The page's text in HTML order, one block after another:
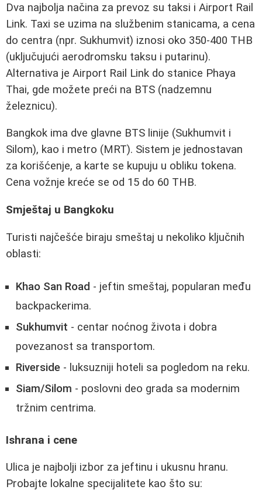
Dva najbolja načina za prevoz su taksi i Airport Rail
Link. Taxi se uzima na službenim stanicama, a cena
do centra (npr. Sukhumvit) iznosi oko 350-400 THB
(uključujući aerodromsku taksu i putarinu).
Alternativa je Airport Rail Link do stanice Phaya
Thai, gde možete preći na BTS (nadzemnu
železnicu).
Bangkok ima dve glavne BTS linije (Sukhumvit i
Silom), kao i metro (MRT). Sistem je jednostavan
za korišćenje, a karte se kupuju u obliku tokena.
Cena vožnje kreće se od 15 do 60 THB.
Smještaj u Bangkoku
Turisti najčešće biraju smeštaj u nekoliko ključnih
oblasti:
Khao San Road - jeftin smeštaj, popularan među
backpackerima.
Sukhumvit - centar noćnog života i dobra
povezanost sa transportom.
Riverside - luksuzniji hoteli sa pogledom na reku.
Siam/Silom - poslovni deo grada sa modernim
tržnim centrima.
Ishrana i cene
Ulica je najbolji izbor za jeftinu i ukusnu hranu.
Probajte lokalne specijalitete kao što su: